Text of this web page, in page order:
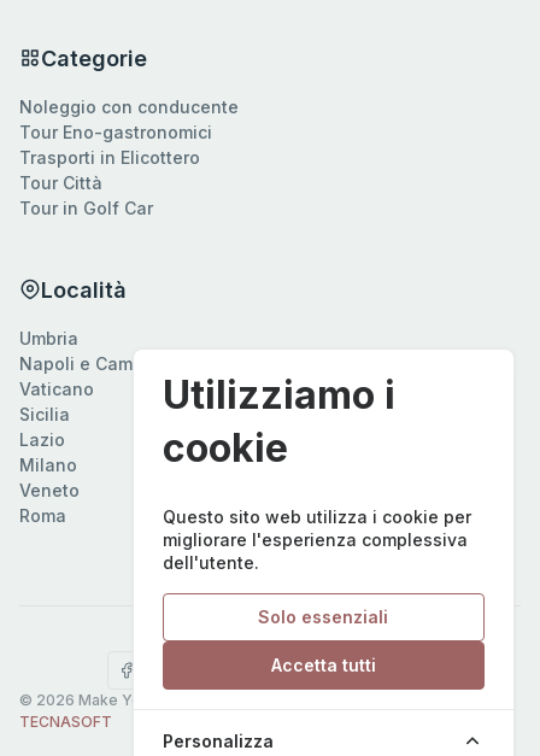
Categorie
Noleggio con conducente
Tour Eno-gastronomici
Trasporti in Elicottero
Tour Città
Tour in Golf Car
Località
Umbria
Napoli e Campania
Vaticano
Sicilia
Lazio
Milano
Veneto
Roma
Seguici su
Gestisci cookie
© 2026 Make Your Italian Tour. Powered by
TECNASOFT
Utilizziamo i
cookie
Questo sito web utilizza i cookie per
migliorare l'esperienza complessiva
dell'utente.
Solo essenziali
Accetta tutti
Personalizza